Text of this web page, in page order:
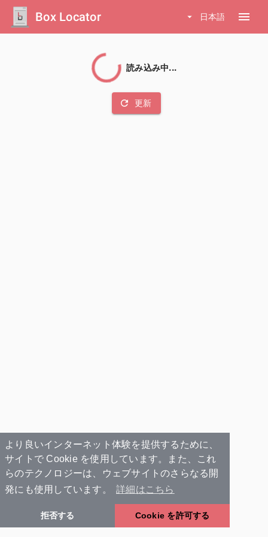
より良いインターネット体験を提供するために、
サイトで Cookie を使用しています。また、これ
らのテクノロジーは、ウェブサイトのさらなる開
発にも使用しています。
詳細はこちら
拒否する Cookie を許可する
Box Locator arrow_drop_down 日本語 menu
読み込み中...
refresh 更新